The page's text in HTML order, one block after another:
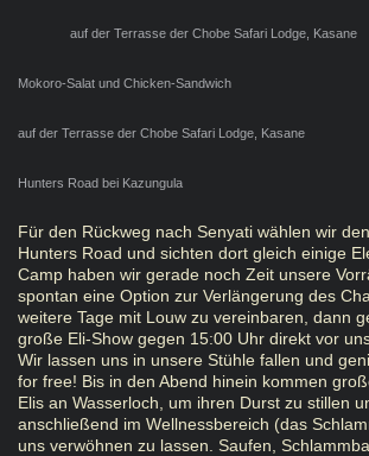
auf der Terrasse der Chobe Safari Lodge, Kasane
Mokoro-Salat und Chicken-Sandwich
auf der Terrasse der Chobe Safari Lodge, Kasane
Hunters Road bei Kazungula
Für den Rückweg nach Senyati wählen wir
Hunters Road und sichten dort gleich einige
Camp haben wir gerade noch Zeit unsere
spontan eine Option zur Verlängerung des
weitere Tage mit Louw zu vereinbaren, dann
große Eli-Show gegen 15:00 Uhr direkt vor
Wir lassen uns in unsere Stühle fallen und
for free! Bis in den Abend hinein kommen
Elis an Wasserloch, um ihren Durst zu stillen
anschließend im Wellnessbereich (das
uns verwöhnen zu lassen. Saufen,